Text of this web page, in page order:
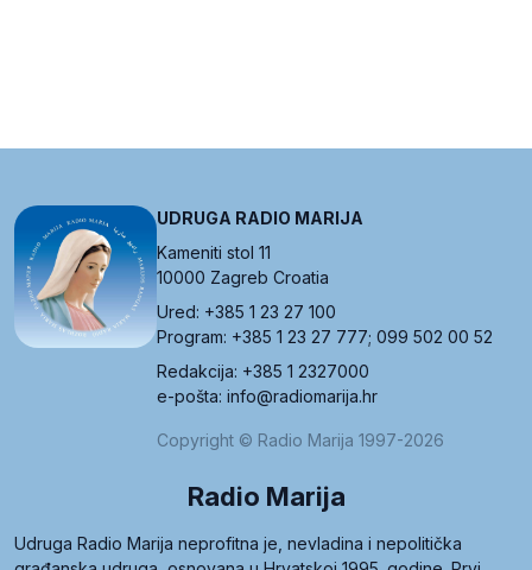
UDRUGA RADIO MARIJA
Kameniti stol 11
10000 Zagreb Croatia
Ured: +385 1 23 27 100
Program: +385 1 23 27 777; 099 502 00 52
Redakcija: +385 1 2327000
e-pošta: info@radiomarija.hr
Copyright © Radio Marija 1997-2026
Radio Marija
Udruga Radio Marija neprofitna je, nevladina i nepolitička